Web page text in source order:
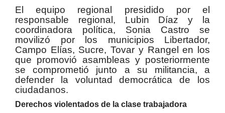
El equipo regional presidido por el
responsable regional, Lubin Díaz y la
coordinadora política, Sonia Castro se
movilizó por los municipios Libertador,
Campo Elías, Sucre, Tovar y Rangel en los
que promovió asambleas y posteriormente
se comprometió junto a su militancia, a
defender la voluntad democrática de los
ciudadanos.
Derechos violentados de la clase trabajadora